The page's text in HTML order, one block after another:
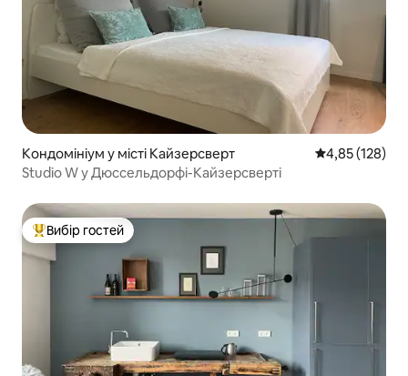
Кондомініум у місті Кайзерсверт Середня
4,85 (128)
Studio W у Дюссельдорфі-Кайзерсверті
Топ вибір гостей
Вибір гостей